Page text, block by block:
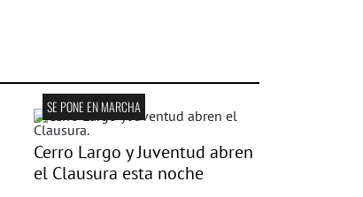
SE PONE EN MARCHA
Cerro Largo y Juventud abren
el Clausura esta noche